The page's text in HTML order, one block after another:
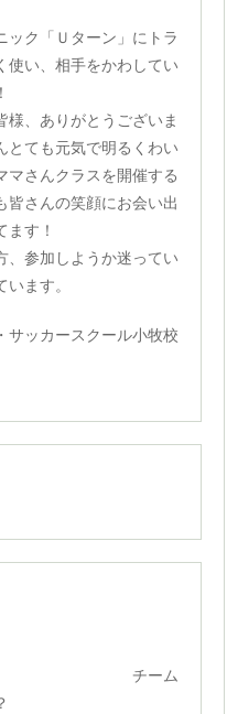
ック「Ｕターン」にトラ
使い、相手をかわしてい
様、ありがとうございま
とても元気で明るくわい
マさんクラスを開催する
皆さんの笑顔にお会い出
ます！
、参加しようか迷ってい
ます。
サッカースクール小牧校
ム